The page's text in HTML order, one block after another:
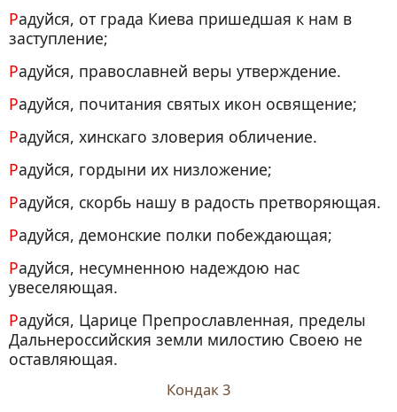
Радуйся, от града Киева пришедшая к нам в
заступление;
Радуйся, православней веры утверждение.
Радуйся, почитания святых икон освящение;
Радуйся, хинскаго зловерия обличение.
Радуйся, гордыни их низложение;
Радуйся, скорбь нашу в радость претворяющая.
Радуйся, демонские полки побеждающая;
Радуйся, несумненною надеждою нас
увеселяющая.
Радуйся, Царице Препрославленная, пределы
Дальнероссийския земли милостию Своею не
оставляющая.
Кондак 3